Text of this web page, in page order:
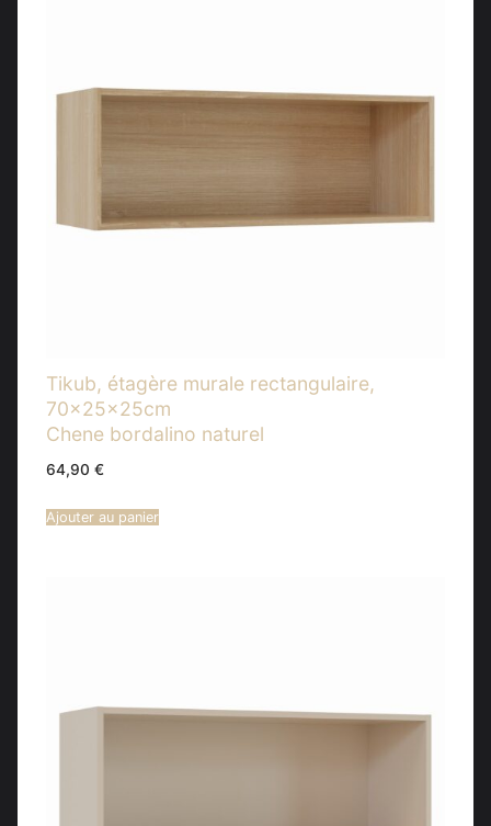
Tikub, étagère murale rectangulaire,
70x25x25cm
Chene bordalino naturel
64,90 €
Ajouter au panier